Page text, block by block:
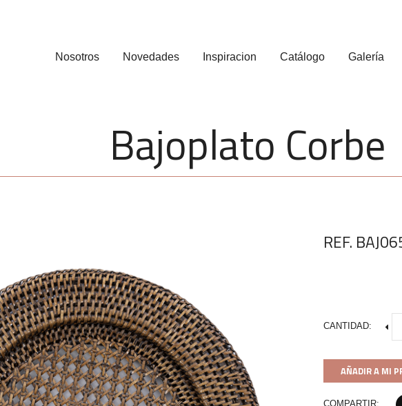
Nosotros Novedades Inspiracion Catálogo Galería
Bajoplato Corbe
REF.
CANTIDAD:
AÑADIR A MI
COMPARTIR: